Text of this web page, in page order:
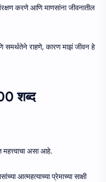
करणे आणि माणसांना जीवनातील
समर्थतेने राहणे, कारण माझं जीवन हे
शब्द
महत्त्वाचा असा आहे.
आत्महत्याच्या प्रेमाच्या साक्षी